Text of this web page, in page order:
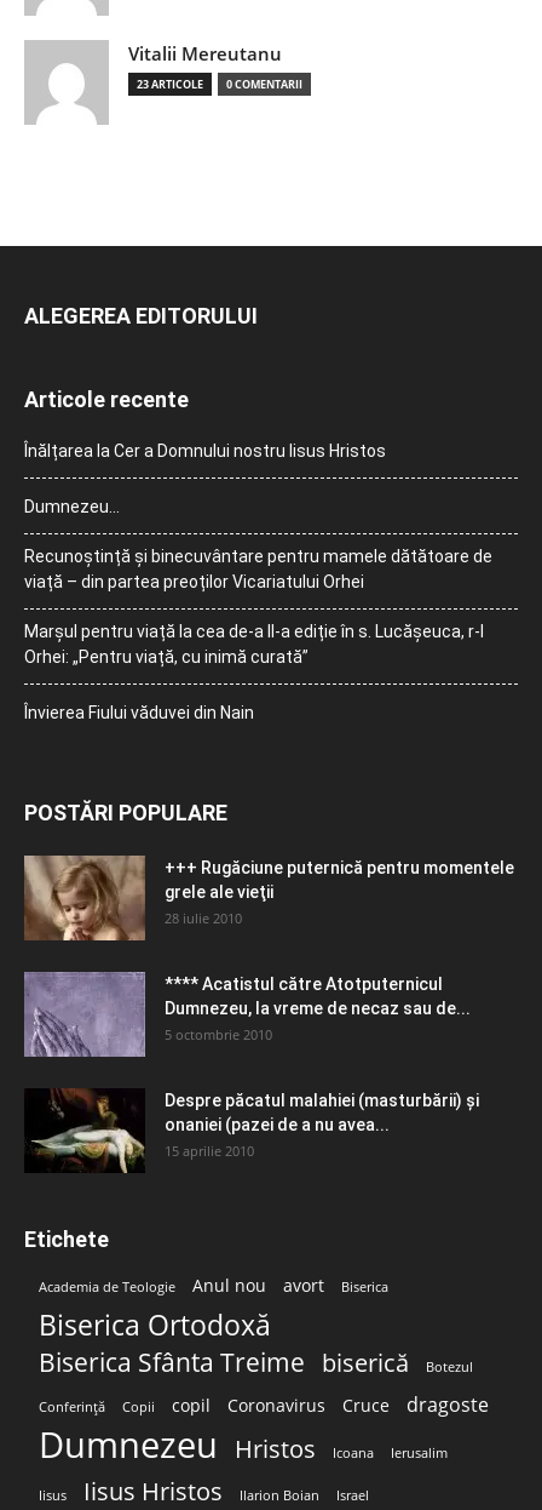
Vitalii Mereutanu
23 ARTICOLE 0 COMENTARII
ALEGEREA EDITORULUI
Articole recente
Înălțarea la Cer a Domnului nostru Iisus Hristos
Dumnezeu…
Recunoștință și binecuvântare pentru mamele dătătoare de
viață – din partea preoților Vicariatului Orhei
Marșul pentru viață la cea de-a II-a ediție în s. Lucășeuca, r-l
Orhei: „Pentru viață, cu inimă curată”
Învierea Fiului văduvei din Nain
POSTĂRI POPULARE
+++ Rugăciune puternică pentru momentele
grele ale vieţii
28 iulie 2010
**** Acatistul către Atotputernicul
Dumnezeu, la vreme de necaz sau de...
5 octombrie 2010
Despre păcatul malahiei (masturbării) şi
onaniei (pazei de a nu avea...
15 aprilie 2010
Etichete
Academia de Teologie Anul nou avort Biserica
Biserica Ortodoxă
Biserica Sfânta Treime biserică Botezul
Conferință Copii copil Coronavirus Cruce dragoste
Dumnezeu Hristos Icoana Ierusalim
Iisus Iisus Hristos Ilarion Boian Israel